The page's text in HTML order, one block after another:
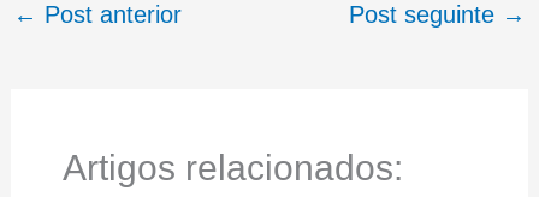
← Post anterior Post seguinte →
Artigos relacionados: